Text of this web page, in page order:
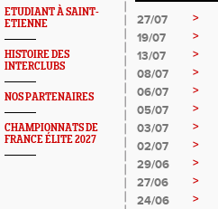
ETUDIANT À SAINT-
ETIENNE
HISTOIRE DES
INTERCLUBS
NOS PARTENAIRES
CHAMPIONNATS DE
FRANCE ÉLITE 2027
27/07 >
19/07
>
13/07
>
08/07
>
06/07
>
05/07
>
03/07
>
02/07
>
29/06
>
27/06
>
24/06
>